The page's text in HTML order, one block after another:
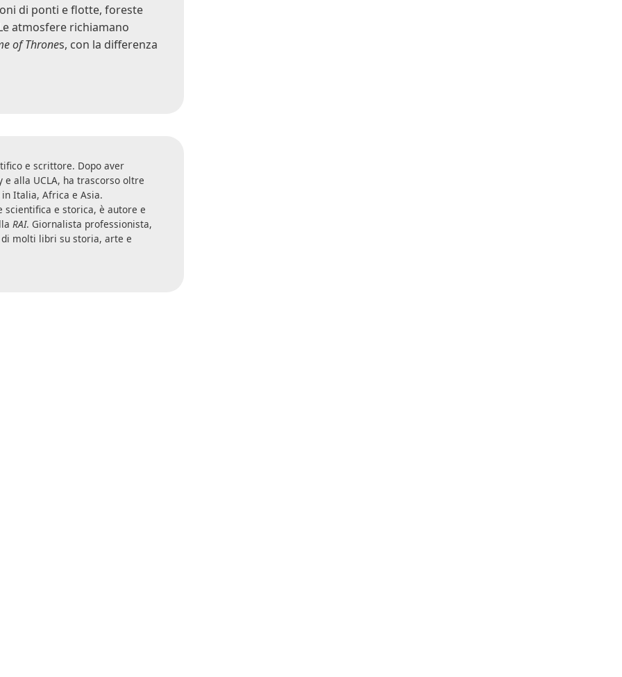
di ponti e flotte, foreste
atmosfere richiamano
of Thrones, con la differenza
e scrittore. Dopo aver
alla UCLA, ha trascorso oltre
Italia, Africa e Asia.
scientifica e storica, è autore e
RAI. Giornalista professionista,
molti libri su storia, arte e